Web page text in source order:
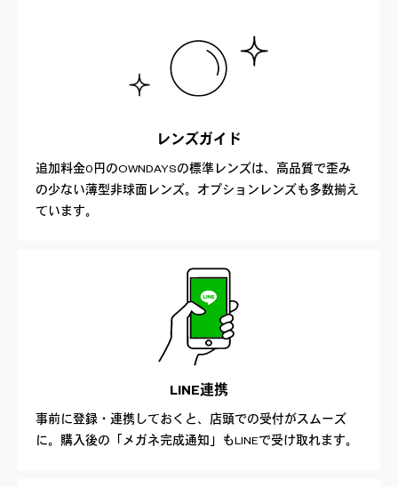
レンズガイド
追加料金0円のOWNDAYSの標準レンズは、高品質で歪み
の少ない薄型非球面レンズ。オプションレンズも多数揃え
ています。
LINE連携
事前に登録・連携しておくと、店頭での受付がスムーズ
に。購入後の「メガネ完成通知」もLINEで受け取れます。